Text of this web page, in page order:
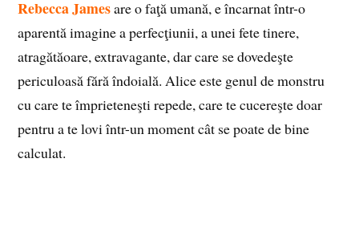
Rebecca Jamesare o faţă umană, e încarnat într-o
aparentă imagine a perfecţiunii, a unei fete tinere,
atragătăoare, extravagante, dar care se dovedeşte
periculoasă fără îndoială. Alice este genul de monstru
cu care te împrieteneşti repede, care te cucereşte doar
pentru a te lovi într-un moment cât se poate de bine
calculat.